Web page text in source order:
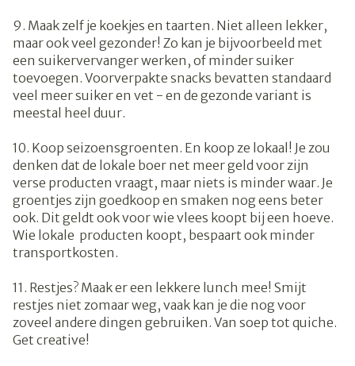
9. Maak zelf je koekjes en taarten. Niet alleen lekker,
maar ook veel gezonder! Zo kan je bijvoorbeeld met
een suikervervanger werken, of minder suiker
toevoegen. Voorverpakte snacks bevatten standaard
veel meer suiker en vet - en de gezonde variant is
meestal heel duur.
10. Koop seizoensgroenten. En koop ze lokaal! Je zou
denken dat de lokale boer net meer geld voor zijn
verse producten vraagt, maar niets is minder waar. Je
groentjes zijn goedkoop en smaken nog eens beter
ook. Dit geldt ook voor wie vlees koopt bij een hoeve.
Wie lokale producten koopt, bespaart ook minder
transportkosten.
11. Restjes? Maak er een lekkere lunch mee! Smijt
restjes niet zomaar weg, vaak kan je die nog voor
zoveel andere dingen gebruiken. Van soep tot quiche.
Get creative!